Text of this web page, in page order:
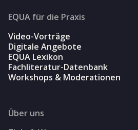
EQUA für die Praxis
Video-Vorträge
Digitale Angebote
EQUA Lexikon
Fachliteratur-Datenbank
Workshops & Moderationen
Über uns